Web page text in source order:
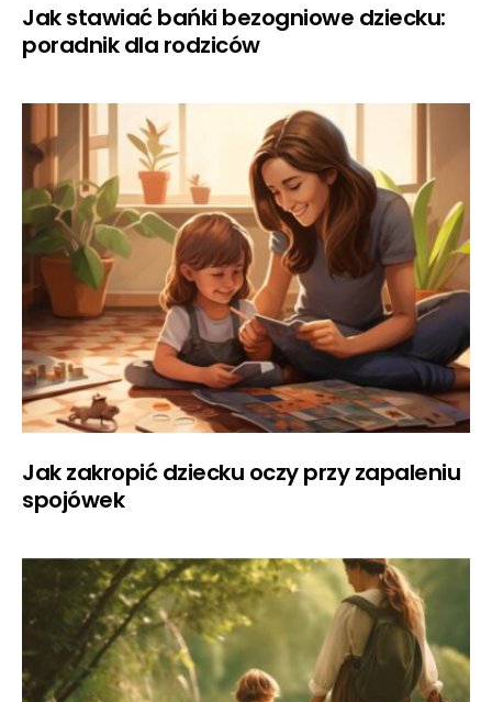
Jak stawiać bańki bezogniowe dziecku:
poradnik dla rodziców
Jak zakropić dziecku oczy przy zapaleniu
spojówek